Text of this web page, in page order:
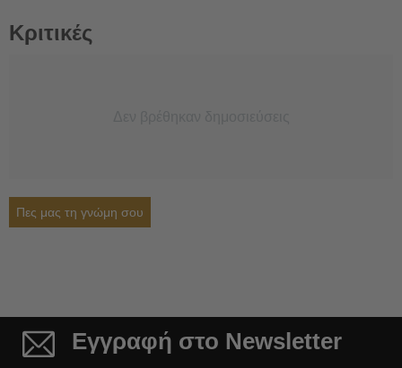
Κριτικές
Πες μας τη γνώμη σου
Εγγραφή στο Newsletter